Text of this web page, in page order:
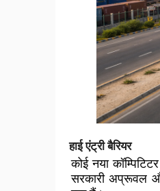
हाई एंट्री बैरियर
कोई नया
सरकारी अप्रूवल